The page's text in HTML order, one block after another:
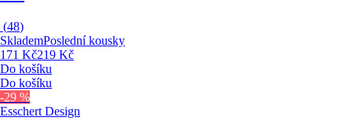
(48)
SklademPoslední kousky
171 Kč219 Kč
Do košíku
Do košíku
-29 %
Esschert Design